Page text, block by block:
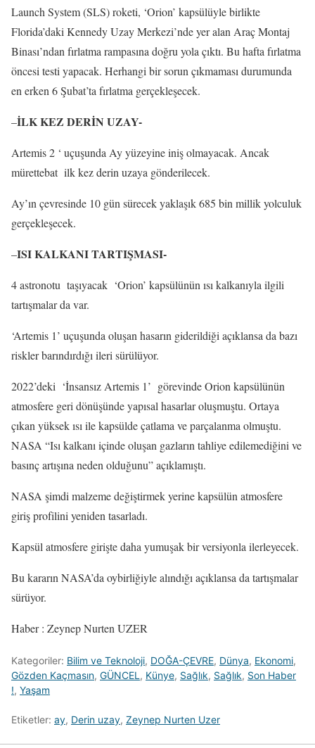
Launch System (SLS) roketi, ‘Orion’ kapsülüyle birlikte
Florida’daki Kennedy Uzay Merkezi’nde yer alan Araç Montaj
Binası’ndan fırlatma rampasına doğru yola çıktı. Bu hafta fırlatma
öncesi testi yapacak. Herhangi bir sorun çıkmaması durumunda
en erken 6 Şubat’ta fırlatma gerçekleşecek.
–İLK KEZ DERİN UZAY-
Artemis 2 ‘ uçuşunda Ay yüzeyine iniş olmayacak. Ancak
mürettebat ilk kez derin uzaya gönderilecek.
Ay’ın çevresinde 10 gün sürecek yaklaşık 685 bin millik yolculuk
gerçekleşecek.
–ISI KALKANI TARTIŞMASI-
4 astronotu taşıyacak ‘Orion’ kapsülünün ısı kalkanıyla ilgili
tartışmalar da var.
‘Artemis 1’ uçuşunda oluşan hasarın giderildiği açıklansa da bazı
riskler barındırdığı ileri sürülüyor.
2022’deki ‘İnsansız Artemis 1’ görevinde Orion kapsülünün
atmosfere geri dönüşünde yapısal hasarlar oluşmuştu. Ortaya
çıkan yüksek ısı ile kapsülde çatlama ve parçalanma olmuştu.
NASA “Isı kalkanı içinde oluşan gazların tahliye edilemediğini ve
basınç artışına neden olduğunu” açıklamıştı.
NASA şimdi malzeme değiştirmek yerine kapsülün atmosfere
giriş profilini yeniden tasarladı.
Kapsül atmosfere girişte daha yumuşak bir versiyonla ilerleyecek.
Bu kararın NASA’da oybirliğiyle alındığı açıklansa da tartışmalar
sürüyor.
Haber : Zeynep Nurten UZER
Kategoriler: Bilim ve Teknoloji, DOĞA-ÇEVRE, Dünya, Ekonomi,
Gözden Kaçmasın, GÜNCEL , Künye, Sağlık, Sağlık, Son Haber
!, Yaşam
Etiketler: ay, Derin uzay, Zeynep Nurten Uzer